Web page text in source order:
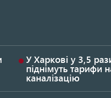
У Харкові у 3,5
піднімуть тарифи
каналізацію